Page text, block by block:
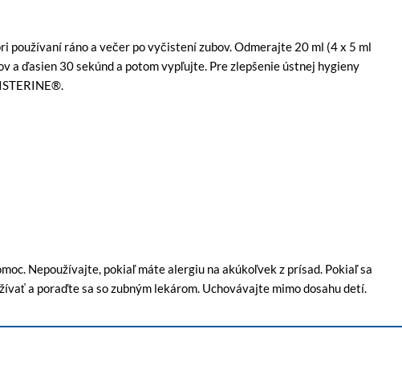
používaní ráno a večer po vyčistení zubov. Odmerajte 20 ml (4 x 5 ml
a ďasien 30 sekúnd a potom vypľujte. Pre zlepšenie ústnej hygieny
Nepoužívajte, pokiaľ máte alergiu na akúkoľvek z prísad. Pokiaľ sa
a poraďte sa so zubným lekárom. Uchovávajte mimo dosahu detí.